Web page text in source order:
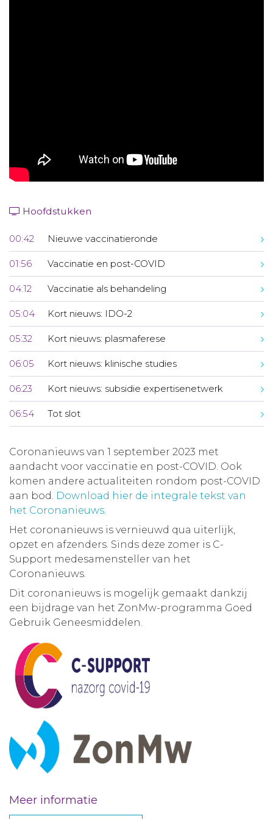
Hoofdstukken
00:42 Nieuwe vaccinatieronde
01:56 Vaccinatie en post-COVID
04:12 Vaccinatie als behandeling
05:04 Kort nieuws: IDO-2
05:32 Kort nieuws: plasmaferese
06:05 Kort nieuws: klinische studies
06:23 Kort nieuws: subsidie expertisenetwerk
06:54 Tot slot
Coronanieuws van 1 september 2023 met
aandacht voor vaccinatie en post-COVID. Ook
komen andere actualiteiten rondom post-COVID
aan bod. Download hier de integrale tekst van
het Coronanieuws.
Het coronanieuws is vernieuwd qua uiterlijk,
opzet en afzenders. Sinds deze zomer is C-
Support medesamensteller van het
Coronanieuws.
Dit coronanieuws is mogelijk gemaakt dankzij
een bijdrage van het ZonMw-programma Goed
Gebruik Geneesmiddelen.
Meer informatie